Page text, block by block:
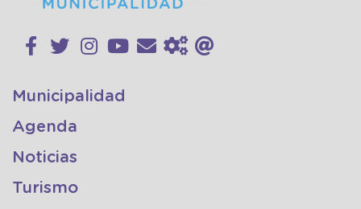
Municipalidad
Agenda
Noticias
Turismo